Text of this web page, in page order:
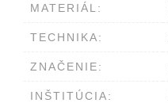
MATERIÁL:
TECHNIKA:
ZNAČENIE:
INŠTITÚCIA: